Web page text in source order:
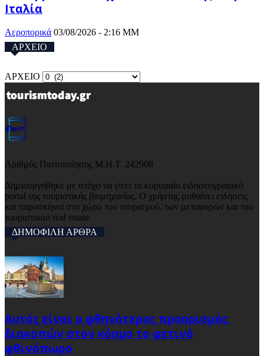
Ιταλία
Αεροπορικά 03/08/2026 - 2:16 ΜΜ
ΑΡΧΕΙΟ
ΑΡΧΕΙΟ
Αριθμός Πιστοποίησης Μ.Η.Τ. 242908
Δημιουργήθηκε με στόχο να γίνει το κορυφαίο ειδησεογραφικό
portal της τουριστικής βιομηχανίας. Ο χρήστης μαθαίνει ειδήσεις
και παρασκήνια στο χώρο του τουρισμού, των μεταφορών και του
τουριστικού real estate.
ΔΗΜΟΦΙΛΗ ΑΡΘΡΑ
Αυτός είναι ο φθηνότερος προορισμός
διακοπών στον κόσμο το φετινό
φθινόπωρο